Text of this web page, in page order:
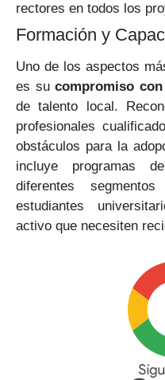
rectores en todos los
Formación y
Uno de los aspectos
es su compromiso
de talento local.
profesionales
obstáculos para la
incluye programas
diferentes
estudiantes
activo que necesiten